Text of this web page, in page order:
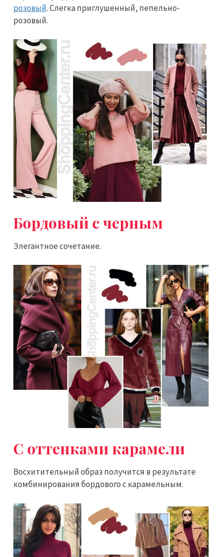
розовый. Слегка приглушенный, пепельно-
розовый.
Бордовый с черным
Элегантное сочетание.
С оттенками карамели
Восхитительный образ получится в результате
комбинирования бордового с карамельным.